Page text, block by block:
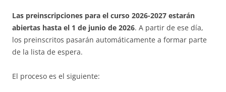
Las preinscripciones para el curso 2026-2027 estarán
abiertas hasta el 1 de junio de 2026. A partir de ese día,
los preinscritos pasarán automáticamente a formar parte
de la lista de espera.
El proceso es el siguiente: